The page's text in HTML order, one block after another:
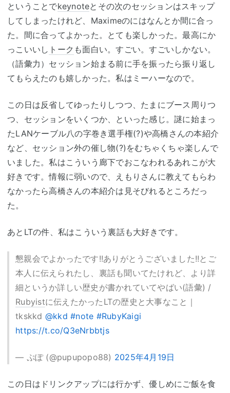
ということでkeynoteとその次のセッションはスキップ
してしまったけれど、Maximeのにはなんとか間に合っ
た。間に合ってよかった。とても楽しかった。最高にか
っこいいし トーク も面白い。すごい。すごいしかない。
（語彙力）セッション始まる前に手を振ったら振り返し
てもらえたのも嬉しかった。私はミーハーなので。
この日は反省してゆったりしつつ、たまにブース周りつ
つ、セッションをいくつか、といった感じ。謎に始まっ
たLANケーブル八の字巻き選手権(?)や高橋さんの本紹介
など、セッション外の催し物(?)をむちゃくちゃ楽しんで
いました。私はこういう廊下でおこなわれるあれこが大
好きです。情報に弱いので、えもりさんに教えてもらわ
なかったら高橋さんの本紹介は見そびれるところだっ
た。
あとLTの件、私はこういう裏話も大好きです。
懇親会でよかったです!!ありがとうございました!!とご
本人に伝えられたし、裏話も聞いてたけれど、より詳
細というか詳しい歴史が書かれていてやばい(語彙) /
Rubyistに伝えたかったLTの歴史と大事なこと｜
tkskkd @kkd #note #RubyKaigi
https://t.co/Q3eNrbbtjs
— ぷぽ (@pupupopo88) 2025年4月19日
この日はドリンクアップには行かず、優しめにご飯を食